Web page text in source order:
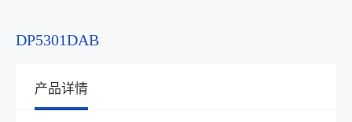
DP5301DAB
产品详情